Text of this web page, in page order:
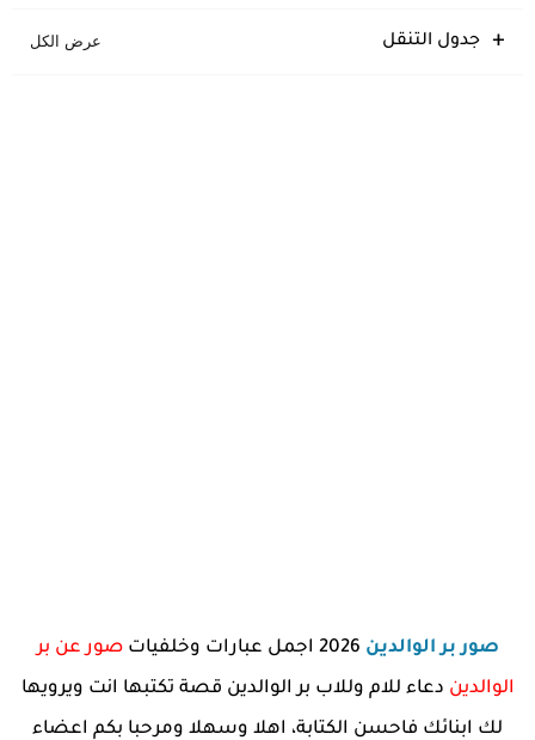
جدول التنقل
صور بر الوالدين 2026 اجمل عبارات وخلفيات
صور عن بر
الوالدين دعاء للام وللاب بر الوالدين قصة تكتبها انت ويرويها
لك ابنائك فاحسن الكتابة، اهلا وسهلا ومرحبا بكم اعضاء